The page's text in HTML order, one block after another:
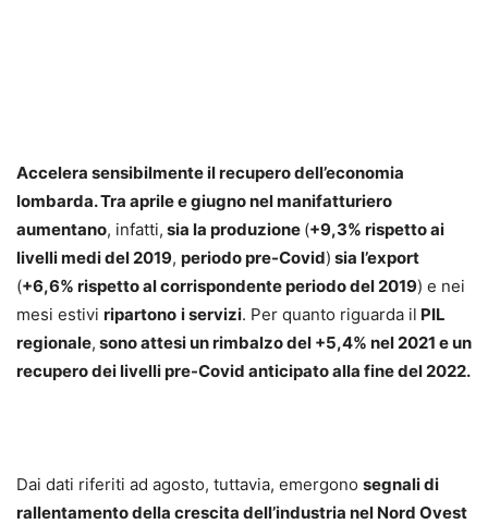
Accelera sensibilmente il recupero dell’economia
lombarda. Tra aprile e giugno nel manifatturiero
aumentano, infatti, sia la produzione (+9,3% rispetto ai
livelli medi del 2019, periodo pre-Covid) sia l’export
(+6,6% rispetto al corrispondente periodo del 2019) e nei
mesi estivi ripartono i servizi. Per quanto riguarda il PIL
regionale, sono attesi un rimbalzo del +5,4% nel 2021 e un
recupero dei livelli pre-Covid anticipato alla fine del 2022.
Dai dati riferiti ad agosto, tuttavia, emergono segnali di
rallentamento della crescita dell’industria nel Nord Ovest